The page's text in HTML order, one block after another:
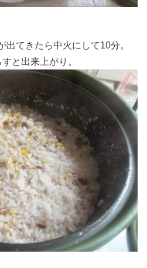
出てきたら中火にして10分。
と出来上がり。